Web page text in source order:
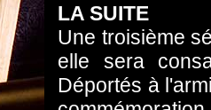
LA SUITE
Une troisième
elle sera
Déportés à